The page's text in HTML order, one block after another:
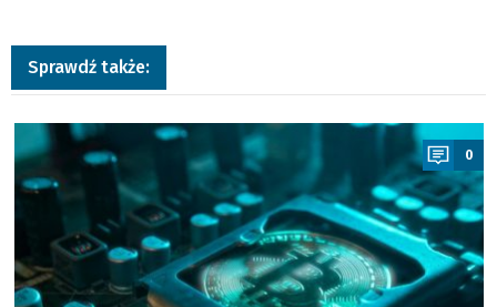
Sprawdź także:
a
0